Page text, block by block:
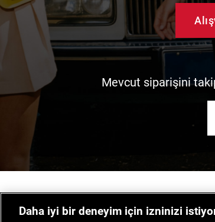
Mevcut siparişini
Daha iyi bir deneyim için izninizi